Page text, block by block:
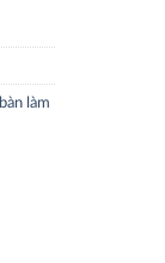
bàn làm